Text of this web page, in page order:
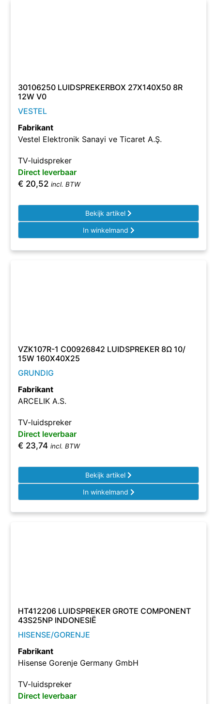
30106250 LUIDSPREKERBOX 27X140X50 8R
12W V0
VESTEL
Fabrikant
Vestel Elektronik Sanayi ve Ticaret A.Ş.
TV-luidspreker
Direct leverbaar
€ 20,52 incl. BTW
Bekijk artikel
In winkelmand
VZK107R-1 C00926842 LUIDSPREKER 8Ω 10/
15W 160X40X25
GRUNDIG
Fabrikant
ARCELIK A.S.
TV-luidspreker
Direct leverbaar
€ 23,74 incl. BTW
Bekijk artikel
In winkelmand
HT412206 LUIDSPREKER GROTE COMPONENT
43S25NP INDONESIË
HISENSE/GORENJE
Fabrikant
Hisense Gorenje Germany GmbH
TV-luidspreker
Direct leverbaar